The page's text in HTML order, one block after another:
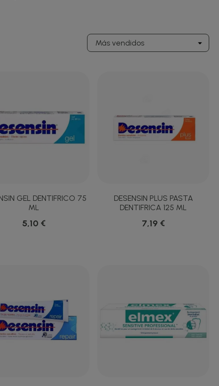
GEL DENTIFRICO 75
ML
5,10 €
DESENSIN PLUS PASTA
DENTIFRICA 125 ML
7,19 €